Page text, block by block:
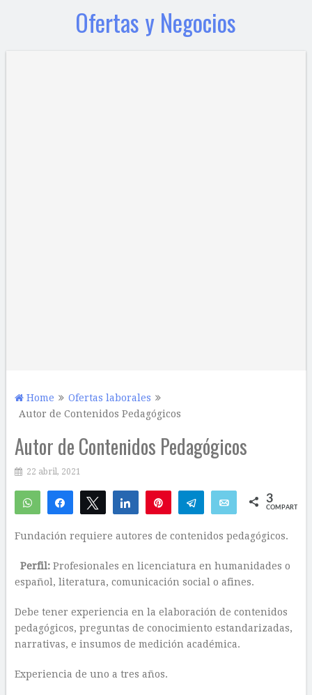
Ofertas y Negocios
Home
Ofertas laborales
Autor de Contenidos Pedagógicos
Autor de Contenidos Pedagógicos
22 abril, 2021
WhatsAppCompartirTwittear Compartir Telegram Email 3
COMPARTIR
Fundación requiere autores de contenidos pedagógicos.
Perfil: Profesionales en licenciatura en humanidades o
español, literatura, comunicación social o afines.
Debe tener experiencia en la elaboración de contenidos
pedagógicos, preguntas de conocimiento estandarizadas,
narrativas, e insumos de medición académica.
Experiencia de uno a tres años.